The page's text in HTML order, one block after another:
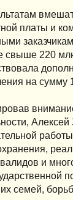
платы и
свыше 220
на сумму
и
семей,